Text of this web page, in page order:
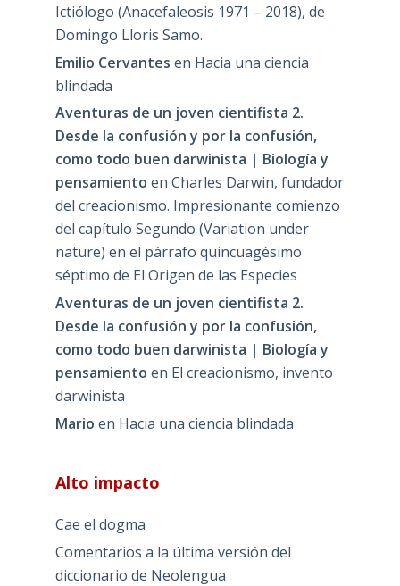
Ictiólogo (Anacefaleosis 1971 – 2018), de
Domingo Lloris Samo.
Emilio Cervantes en Hacia una ciencia
blindada
Aventuras de un joven cientifista 2.
Desde la confusión y por la confusión,
como todo buen darwinista | Biología y
pensamiento en Charles Darwin, fundador
del creacionismo. Impresionante comienzo
del capítulo Segundo (Variation under
nature) en el párrafo quincuagésimo
séptimo de El Origen de las Especies
Aventuras de un joven cientifista 2.
Desde la confusión y por la confusión,
como todo buen darwinista | Biología y
pensamiento en El creacionismo, invento
darwinista
Mario en Hacia una ciencia blindada
Alto impacto
Cae el dogma
Comentarios a la última versión del
diccionario de Neolengua